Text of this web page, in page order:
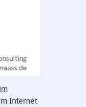
Internet